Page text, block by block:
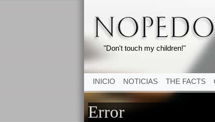
"Don't touch my children!"
INICIO NOTICIAS THE FACTS
Error